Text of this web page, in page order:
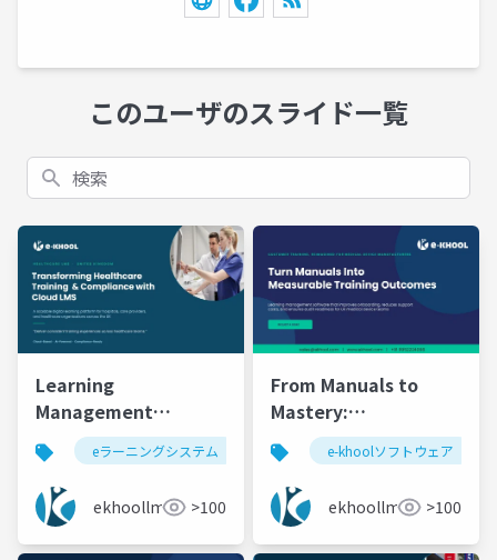
このユーザのスライド一覧
検索
Learning
Management
Software in the UK
for Healthcare
Training and
Compliance
eラーニングシステム e-khoolソフトウェア
ekhoollms >100
From Manuals to
Mastery:
Transforming
Medical Device
Training with e-
KHOOL | United
Kingdom
e-khoolソフトウェア
ekhoollms >100